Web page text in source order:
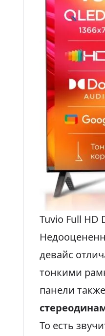
Tuvio Full HD
девайс
тонкими
панели
То есть